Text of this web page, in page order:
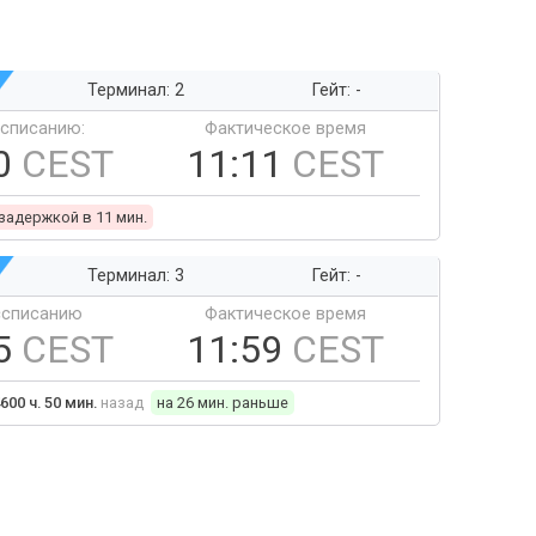
Терминал: 2
Гейт: -
CEST
Фактическое время
11:11 CEST
в 11 мин.
Терминал: 3
Гейт: -
CEST
Фактическое время
11:59 CEST
ч. 50 мин. назад на 26 мин. раньше